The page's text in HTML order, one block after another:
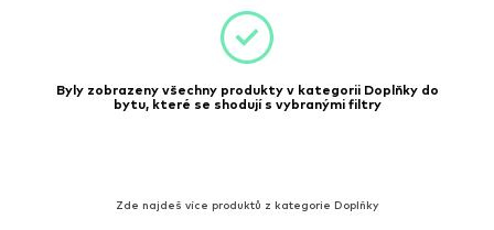
Byly zobrazeny všechny produkty v kategorii Doplňky do
bytu, které se shodují s vybranými filtry
Zde najdeš více produktů z kategorie Doplňky